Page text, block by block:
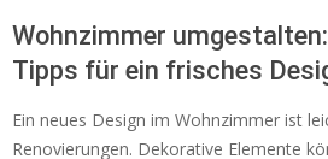
Wohnzimmer
Tipps für ein frisches
Ein neues Design im Wohnzimmer ist
Renovierungen. Dekorative Elemente